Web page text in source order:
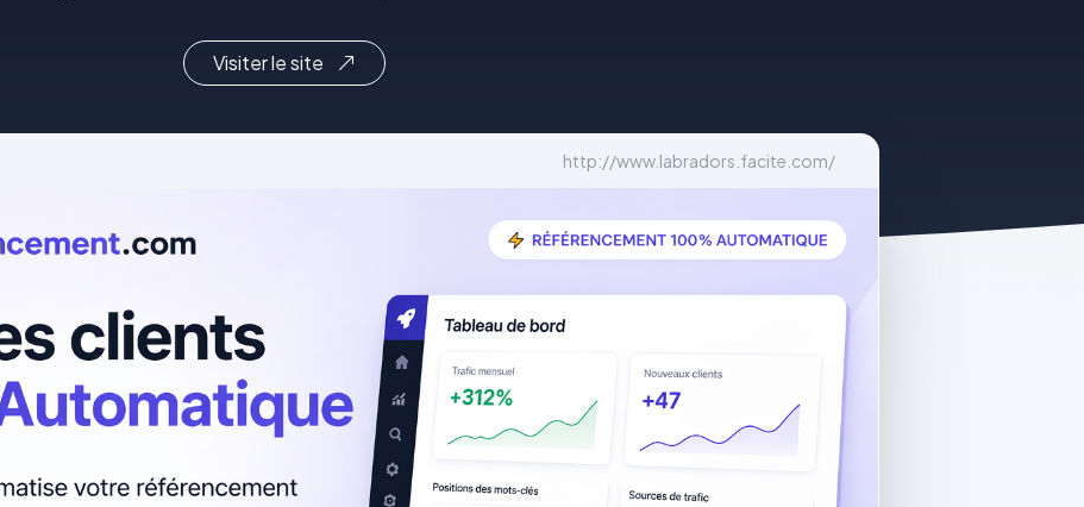
Visiter le site
http://www.labradors.facite.com/